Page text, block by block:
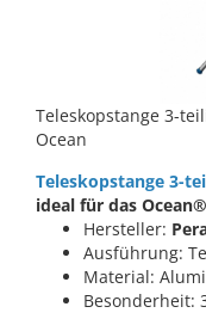
Teleskopstange 3-
Ocean
Teleskopstange 3-
ideal für das
Hersteller:
Ausführung:
Material:
Besonderheit: